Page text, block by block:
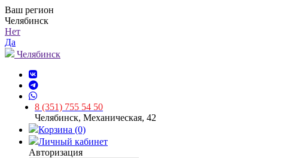
Ваш регион
Челябинск
Нет
Да
Челябинск
8 (351) 755 54 50
Челябинск, Механическая, 42
Корзина (0)
Личный кабинет
Авторизация